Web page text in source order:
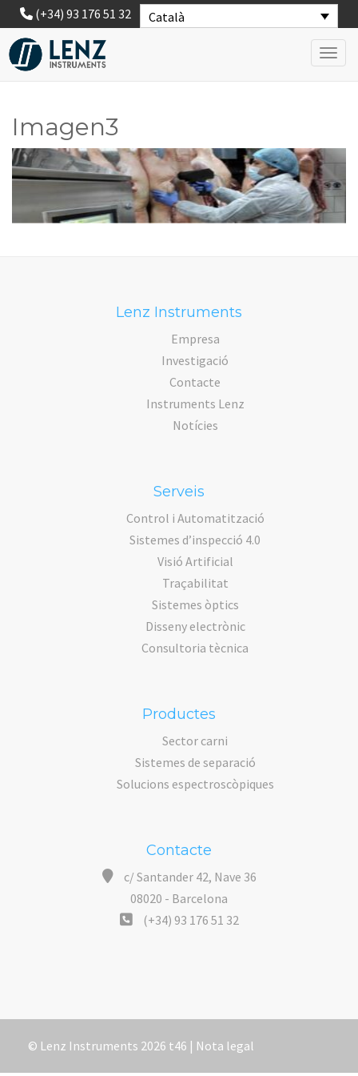
Català
(+34) 93 176 51 32
Imagen3
Lenz Instruments
Empresa
Investigació
Contacte
Instruments Lenz
Notícies
Serveis
Control i Automatització
Sistemes d’inspecció 4.0
Visió Artificial
Traçabilitat
Sistemes òptics
Disseny electrònic
Consultoria tècnica
Productes
Sector carni
Sistemes de separació
Solucions espectroscòpiques
Contacte
c/ Santander 42, Nave 36
08020 - Barcelona
(+34) 93 176 51 32
© Lenz Instruments 2026 t46 | Nota legal